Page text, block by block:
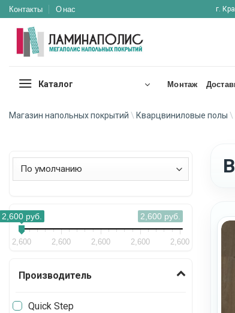
Skip
to
content
Контакты О нас г.
Каталог Монтаж
Магазин напольных покрытий \ Кварцвиниловые полы \
Сортировка товаров
2,600 руб.
2,600 руб.
2,600 2,600 2,600 2,600 2,600
Производитель
Quick Step